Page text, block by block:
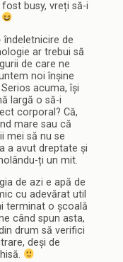
busy, vreți să-i
îndeletnicire de
ar trebui să
de care ne
noi înșine
acuma, își
largă o să-i
corporal? Că,
mare sau că
mei să nu se
a avut dreptate și
ți un mit.
de azi e apă de
cu adevărat util
terminat o școală
când spun asta,
drum să verifici
deși de